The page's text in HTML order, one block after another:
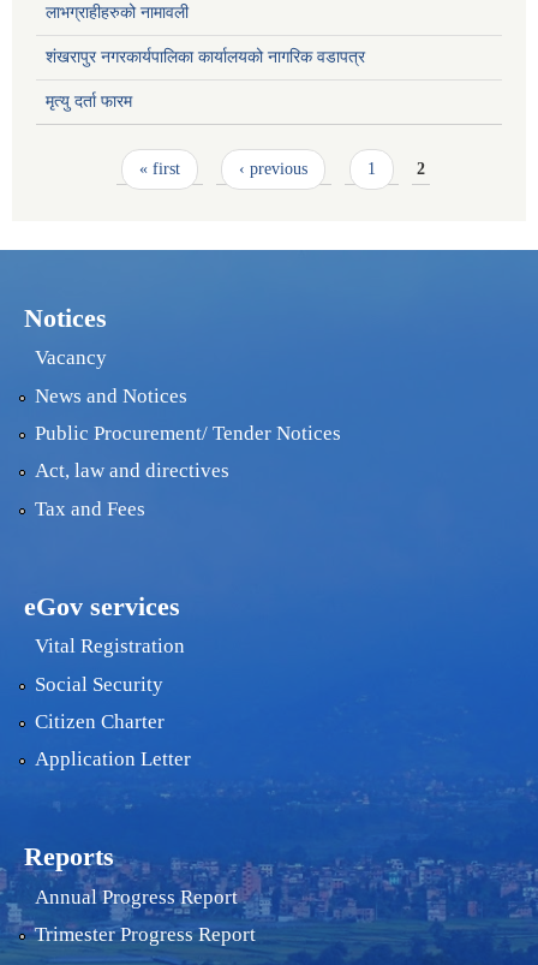
लाभग्राहीहरुको नामावली
शंखरापुर नगरकार्यपालिका कार्यालयको नागरिक वडापत्र
मृत्यु दर्ता फारम
« first ‹ previous 1 2
Notices
Vacancy
News and Notices
Public Procurement/ Tender Notices
Act, law and directives
Tax and Fees
eGov services
Vital Registration
Social Security
Citizen Charter
Application Letter
Reports
Annual Progress Report
Trimester Progress Report